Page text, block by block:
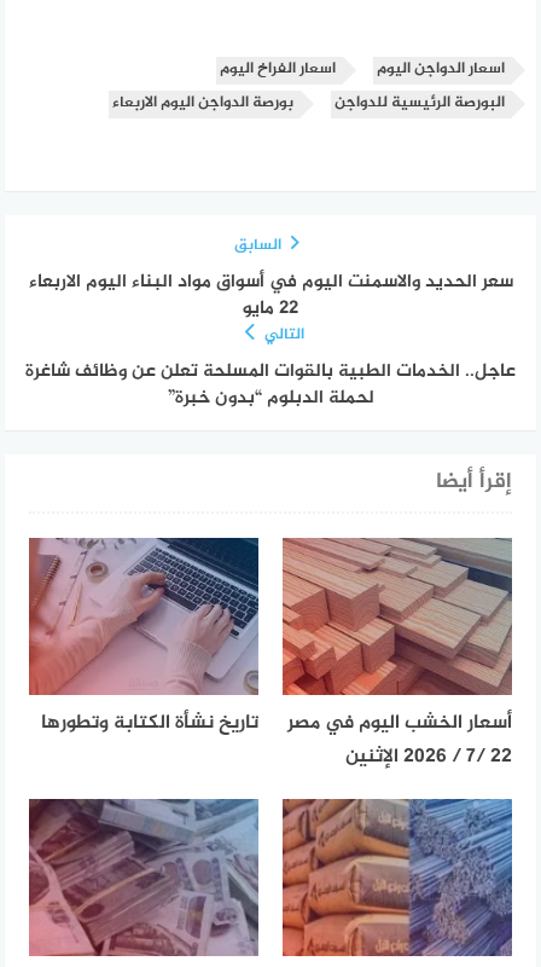
اسعار الدواجن اليوم
اسعار الفراخ اليوم
البورصة الرئيسية للدواجن
بورصة الدواجن اليوم الاربعاء
السابق
سعر الحديد والاسمنت اليوم في أسواق مواد البناء اليوم الاربعاء
22 مايو
التالي
عاجل.. الخدمات الطبية بالقوات المسلحة تعلن عن وظائف شاغرة
لحملة الدبلوم “بدون خبرة”
إقرأ أيضا
أسعار الخشب اليوم في مصر
22 /7 / 2026 الإثنين
تاريخ نشأة الكتابة وتطورها